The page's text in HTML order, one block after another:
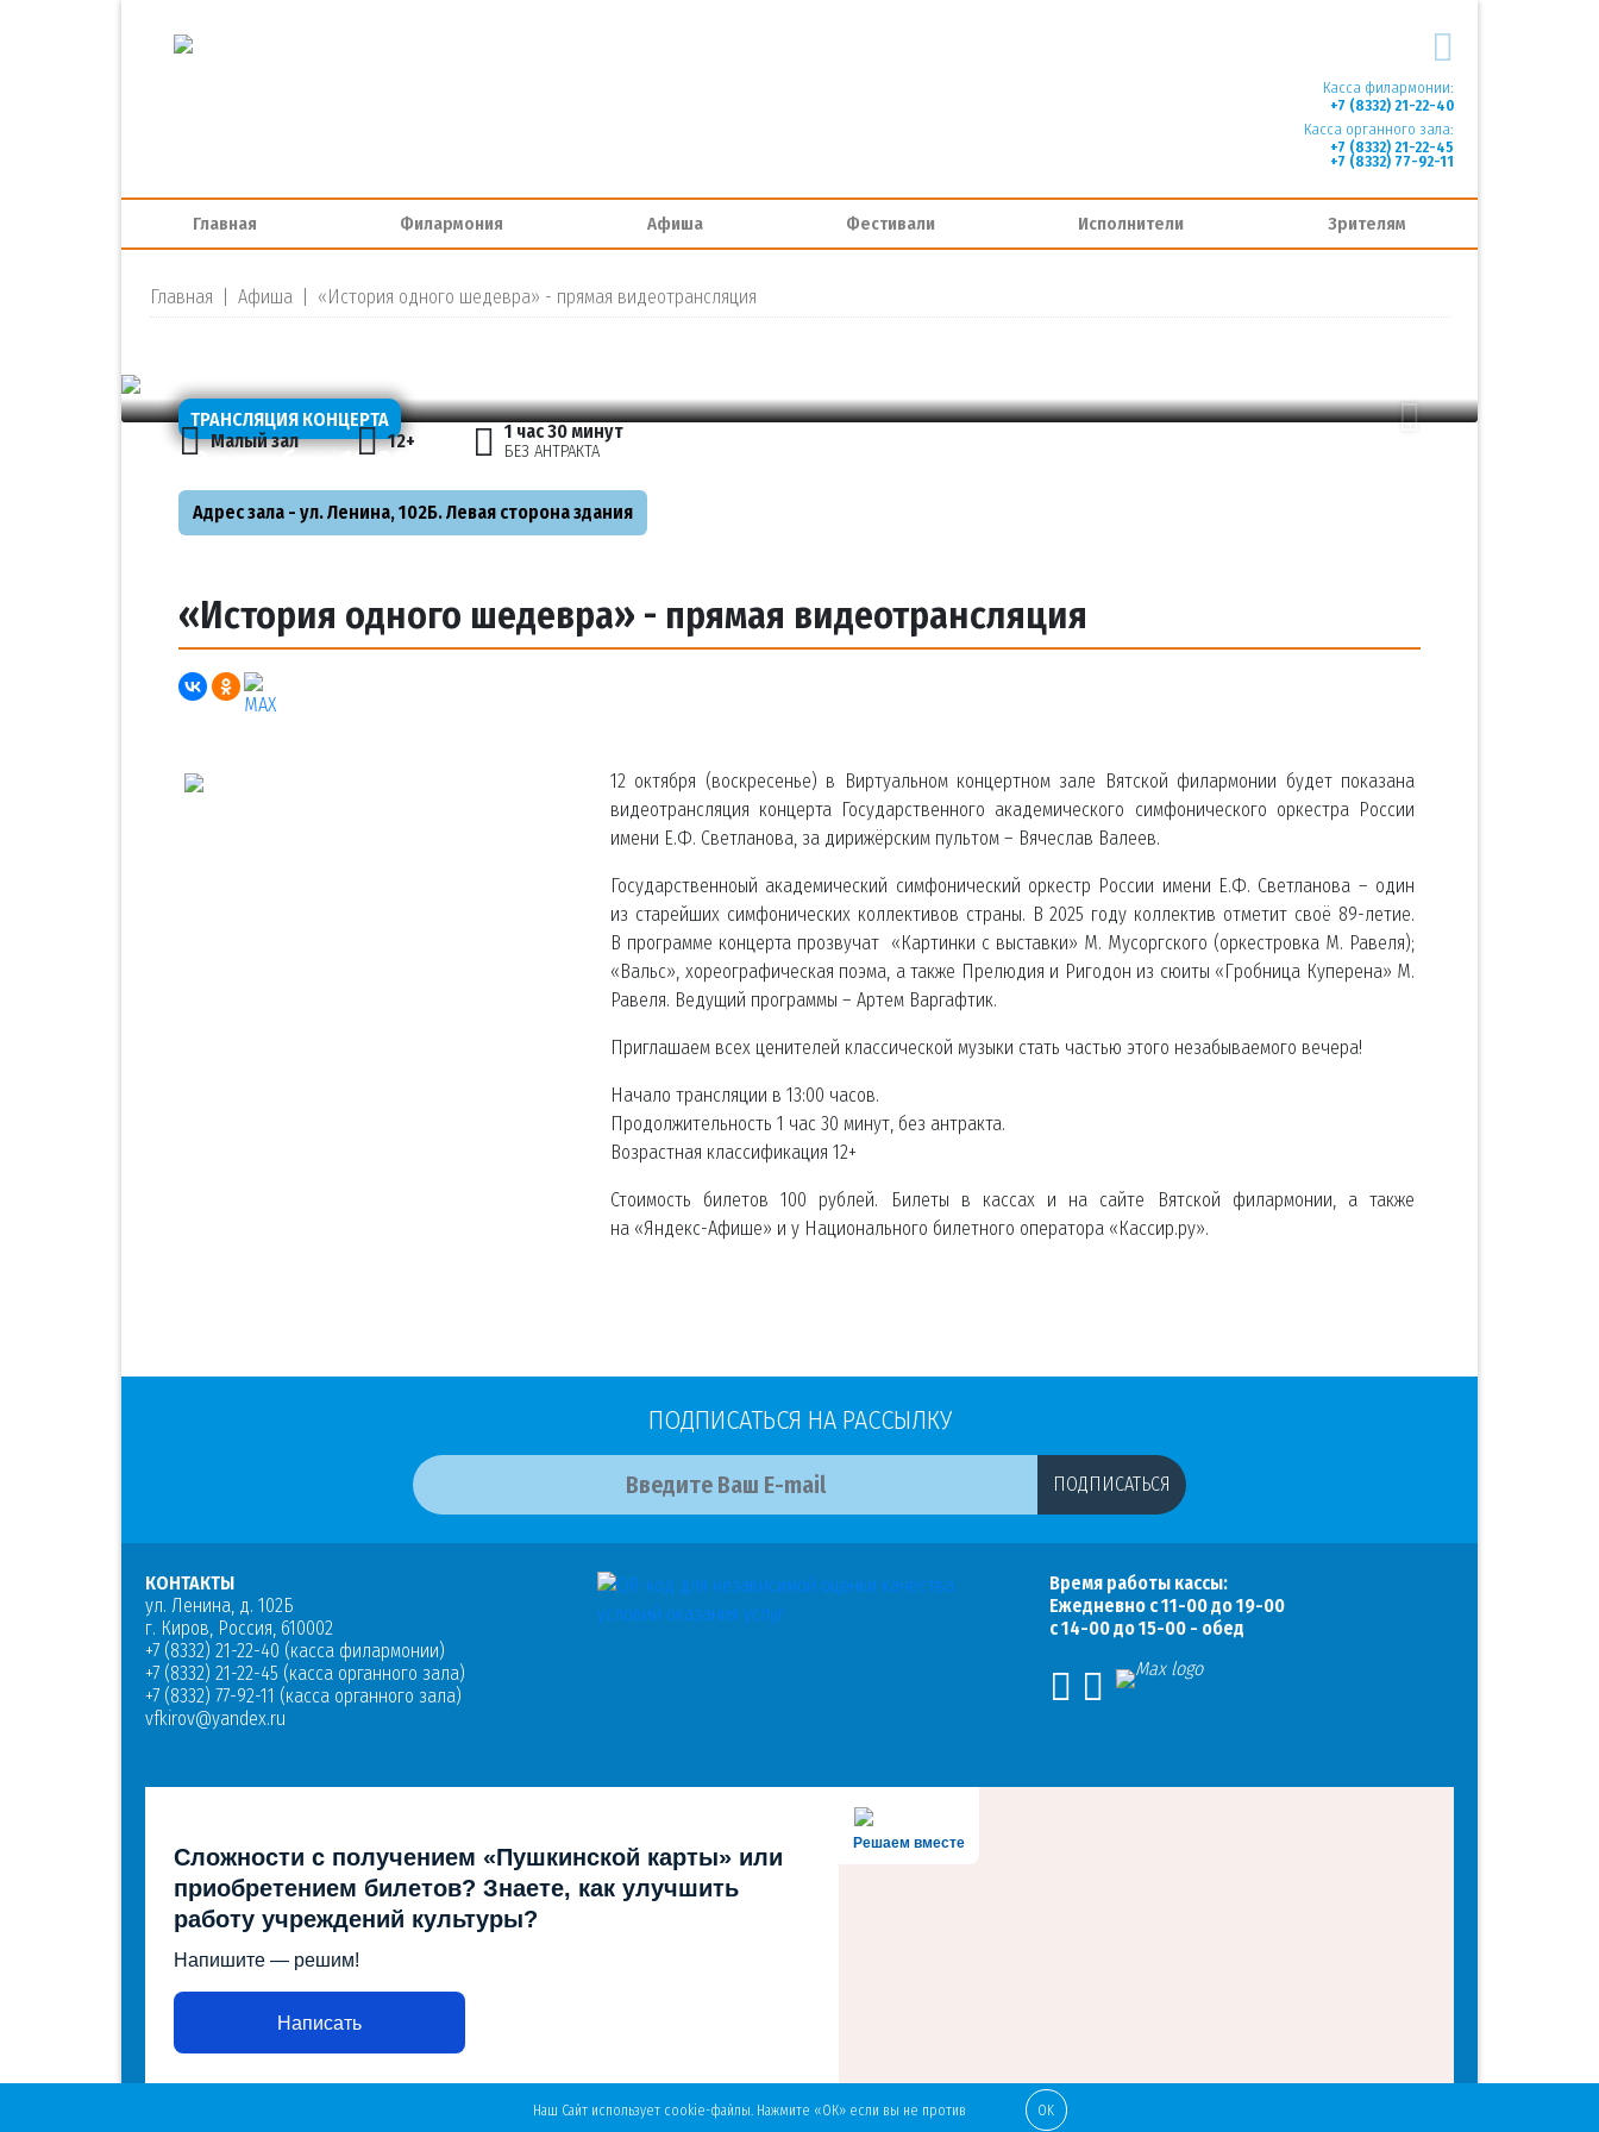
Касса филармонии:
+7 (8332) 21-22-40
Касса органного зала:
+7 (8332) 21-22-45
+7 (8332) 77-92-11
Главная Филармония Афиша Фестивали Исполнители Зрителям
Главная Афиша «История одного шедевра» - прямая видеотрансляция
ТРАНСЛЯЦИЯ КОНЦЕРТА
12 октября 13:00
Малый зал 12+ 1 час 30 минут
БЕЗ АНТРАКТА
Адрес зала - ул. Ленина, 102Б. Левая сторона здания
«История одного шедевра» - прямая видеотрансляция
12 октября (воскресенье) в Виртуальном концертном зале Вятской филармонии будет показана
видеотрансляция концерта Государственного академического симфонического оркестра России
имени Е.Ф. Светланова, за дирижёрским пультом – Вячеслав Валеев.
Государственноый академический симфонический оркестр России имени Е.Ф. Светланова – один
из старейших симфонических коллективов страны. В 2025 году коллектив отметит своё 89-летие.
В программе концерта прозвучат «Картинки с выставки» М. Мусоргского (оркестровка М. Равеля);
«Вальс», хореографическая поэма, а также Прелюдия и Ригодон из сюиты «Гробница Куперена» М.
Равеля. Ведущий программы – Артем Варгафтик.
Приглашаем всех ценителей классической музыки стать частью этого незабываемого вечера!
Начало трансляции в 13:00 часов.
Продолжительность 1 час 30 минут, без антракта.
Возрастная классификация 12+
Стоимость билетов 100 рублей. Билеты в кассах и на сайте Вятской филармонии, а также
на «Яндекс-Афише» и у Национального билетного оператора «Кассир.ру».
ПОДПИСАТЬСЯ НА РАССЫЛКУ
ПОДПИСАТЬСЯ
КОНТАКТЫ
ул. Ленина, д. 102Б
г. Киров, Россия, 610002
+7 (8332) 21-22-40 (касса филармонии)
+7 (8332) 21-22-45 (касса органного зала)
+7 (8332) 77-92-11 (касса органного зала)
vfkirov@yandex.ru
Время работы кассы:
Ежедневно с 11-00 до 19-00
с 14-00 до 15-00 - обед
Решаем вместе
Сложности с получением «Пушкинской карты» или
приобретением билетов? Знаете, как улучшить
работу учреждений культуры?
Напишите — решим!
Написать
Наш Сайт использует cookie-файлы. Нажмите «ОК» если вы не против OK